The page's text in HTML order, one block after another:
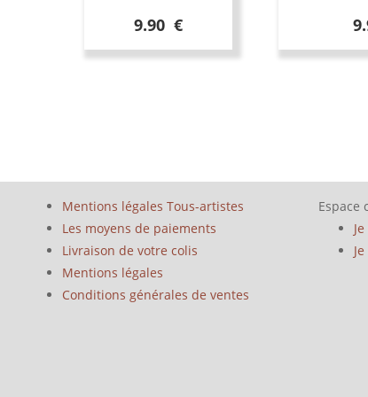
9.90 €
Mentions légales Tous-artistes
Les moyens de paiements
Livraison de votre colis
Mentions légales
Conditions générales de ventes
Espace